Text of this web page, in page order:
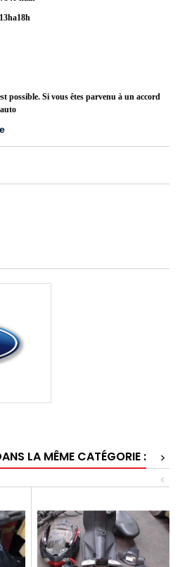
possible. Si vous êtes parvenu à un accord
LA MÊME CATÉGORIE :
>
<